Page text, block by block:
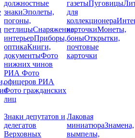
должностные
знакиЭполеты,
погоны,
петлицыСнаряжение,
интерьерПриборы,
оптикаКниги,
документыФото
нижних чинов
РИАФото
офицеров РИА
Фото гражданских
лиц
газетыПуговицы
для
коллекционера
карточкиМонеты,
боныОткрытки,
почтовые
карточки
Знаки депутатов и
делегатов
Верховных
Лаковая
миниатюраЗнамена,
вымпелы,